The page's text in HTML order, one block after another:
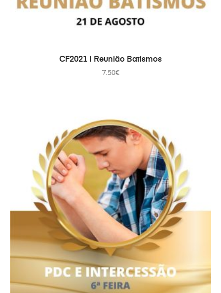
TOEVOEGEN AAN WINKELWAGEN
CF2021 | Reunião Batismos
7.50€